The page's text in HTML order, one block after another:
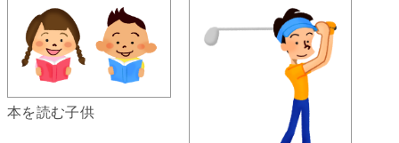
本を読む子供